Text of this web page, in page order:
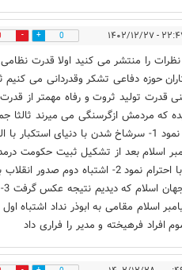
- ۱۴۰۲/۱۲/۲۷ 0
را منتشر می کنید اولا قدرت نظامی
حوزه دفاعی تشکر وقدردانی می کنیم
قدرت تولید ثروت و رفاه مهمتر از
که مردمش ازگرسنگی می میرند ثالثا
سه اشتباه استراتژیک دراین 45 سال نمود 1- سرشاخ شدن با دنیای
اسلام بعد از تشکیل ثبیت حکومت
امپراطوران نامه نگاری و دعوت توام با احترام نمود 2-
و
اسلام مقامی به ابوذر نداد اشتباه
افراد فرهیخته و مدیر را فراری داد